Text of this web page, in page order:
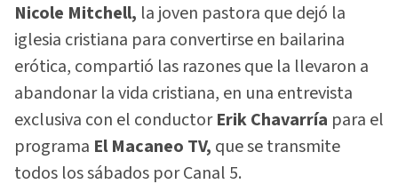
Nicole Mitchell, la joven pastora que dejó la
iglesia cristiana para convertirse en bailarina
erótica, compartió las razones que la llevaron a
abandonar la vida cristiana, en una entrevista
exclusiva con el conductorErik Chavarría para el
programa El Macaneo TV, que se transmite
todos los sábados por Canal 5.